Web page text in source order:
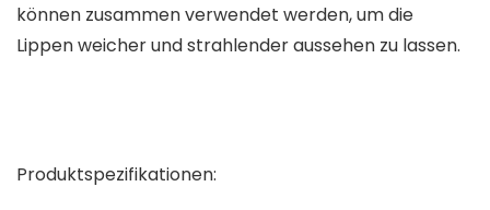
können zusammen verwendet werden, um die
Lippen weicher und strahlender aussehen zu lassen.
Produktspezifikationen: